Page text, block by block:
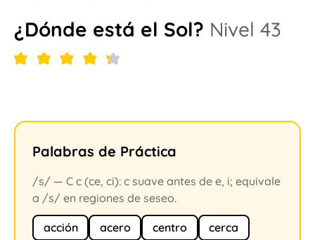
¿Dónde está el Sol? Nivel 43
Palabras de Práctica
/s/ — C c (ce, ci): c suave antes de e, i; equivale
a /s/ en regiones de seseo.
acción acero centro
cerca